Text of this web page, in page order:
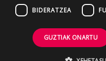
BIDERATZEA
GUZTIAK ONARTU